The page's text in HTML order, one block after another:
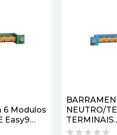
6 Modulos
Easy9
NEUTRO/
TERMINAIS